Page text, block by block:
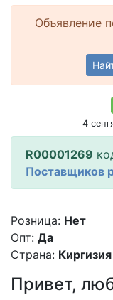
Объявление
4
R00001269
Поставщиков
Розница: Нет
Опт: Да
Страна: Киргизия
Привет,